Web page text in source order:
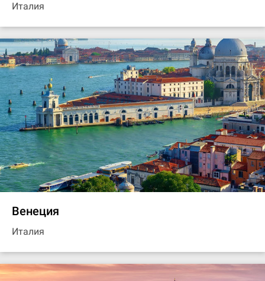
Италия
Венеция
Италия